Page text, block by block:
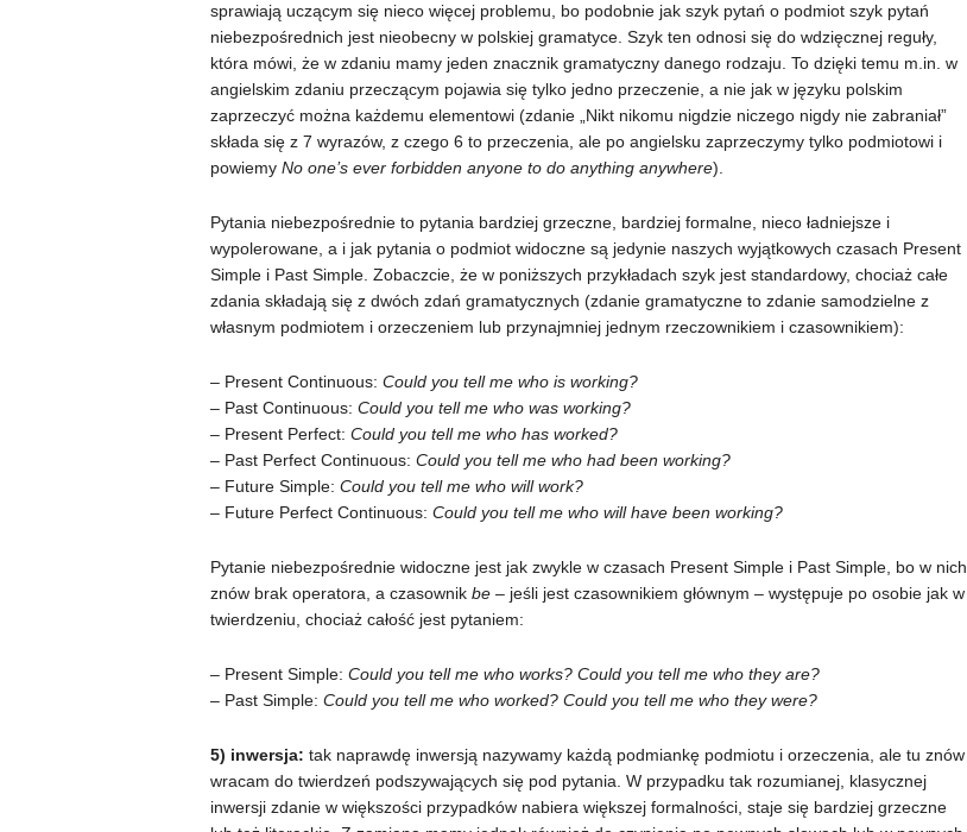
sprawiają uczącym się nieco więcej problemu, bo podobnie jak szyk pytań o podmiot szyk pytań
niebezpośrednich jest nieobecny w polskiej gramatyce. Szyk ten odnosi się do wdzięcznej reguły,
która mówi, że w zdaniu mamy jeden znacznik gramatyczny danego rodzaju. To dzięki temu m.in. w
angielskim zdaniu przeczącym pojawia się tylko jedno przeczenie, a nie jak w języku polskim
zaprzeczyć można każdemu elementowi (zdanie „Nikt nikomu nigdzie niczego nigdy nie zabraniał”
składa się z 7 wyrazów, z czego 6 to przeczenia, ale po angielsku zaprzeczymy tylko podmiotowi i
powiemy No one’s ever forbidden anyone to do anything anywhere).
Pytania niebezpośrednie to pytania bardziej grzeczne, bardziej formalne, nieco ładniejsze i
wypolerowane, a i jak pytania o podmiot widoczne są jedynie naszych wyjątkowych czasach Present
Simple i Past Simple. Zobaczcie, że w poniższych przykładach szyk jest standardowy, chociaż całe
zdania składają się z dwóch zdań gramatycznych (zdanie gramatyczne to zdanie samodzielne z
własnym podmiotem i orzeczeniem lub przynajmniej jednym rzeczownikiem i czasownikiem):
– Present Continuous: Could you tell me who is working?
– Past Continuous: Could you tell me who was working?
– Present Perfect: Could you tell me who has worked?
– Past Perfect Continuous: Could you tell me who had been working?
– Future Simple: Could you tell me who will work?
– Future Perfect Continuous: Could you tell me who will have been working?
Pytanie niebezpośrednie widoczne jest jak zwykle w czasach Present Simple i Past Simple, bo w nich
znów brak operatora, a czasownik be– jeśli jest czasownikiem głównym – występuje po osobie jak w
twierdzeniu, chociaż całość jest pytaniem:
– Present Simple: Could you tell me who works? Could you tell me who they are?
– Past Simple: Could you tell me who worked? Could you tell me who they were?
5) inwersja: tak naprawdę inwersją nazywamy każdą podmiankę podmiotu i orzeczenia, ale tu znów
wracam do twierdzeń podszywających się pod pytania. W przypadku tak rozumianej, klasycznej
inwersji zdanie w większości przypadków nabiera większej formalności, staje się bardziej grzeczne